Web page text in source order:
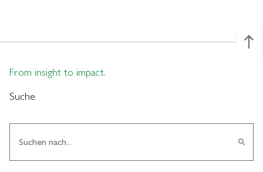
north
From insight to impact.
Suche
search